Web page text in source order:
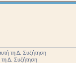
τη Δ. Συζήτηση
τη Δ. Συζήτηση